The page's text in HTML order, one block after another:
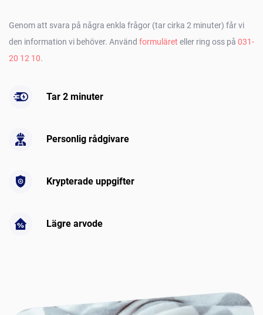
Genom att svara på några enkla frågor (tar cirka 2 minuter) får vi
den information vi behöver. Använd formuläret eller ring oss på 031-
20 12 10.
Tar 2 minuter
Personlig rådgivare
Krypterade uppgifter
Lägre arvode